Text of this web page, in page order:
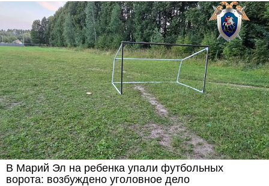
В Марий Эл на ребенка упали футбольных
ворота: возбуждено уголовное дело